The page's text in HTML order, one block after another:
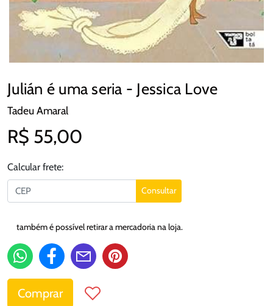
Julián é uma seria - Jessica Love
Tadeu Amaral
R$ 55,00
Calcular frete:
Consultar
também é possível retirar a mercadoria na loja.
Comprar